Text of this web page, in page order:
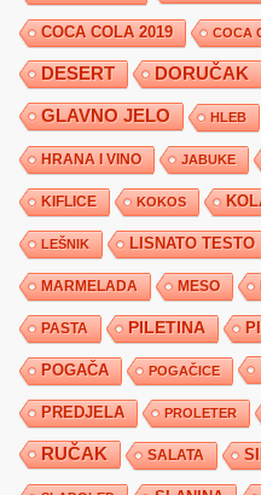
COCA COLA 2019 COCA
DESERT DORUČAK
GLAVNO JELO HLEB
HRANA I VINO JABUKE
KIFLICE KOKOS
LEŠNIK LISNATO TESTO
MARMELADA MESO
PASTA PILETINA
POGAČA POGAČICE
PREDJELA PROLETER
RUČAK SALATA